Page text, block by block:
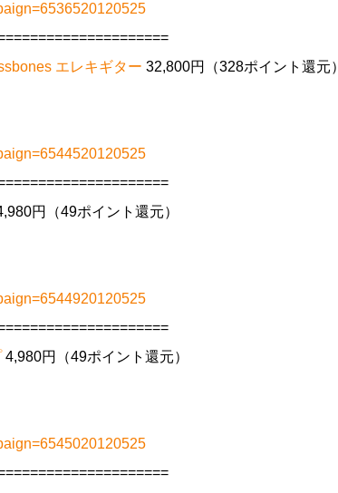
エレキギター 32,800円（328ポイント還元）
円（49ポイント還元）
4,980円（49ポイント還元）